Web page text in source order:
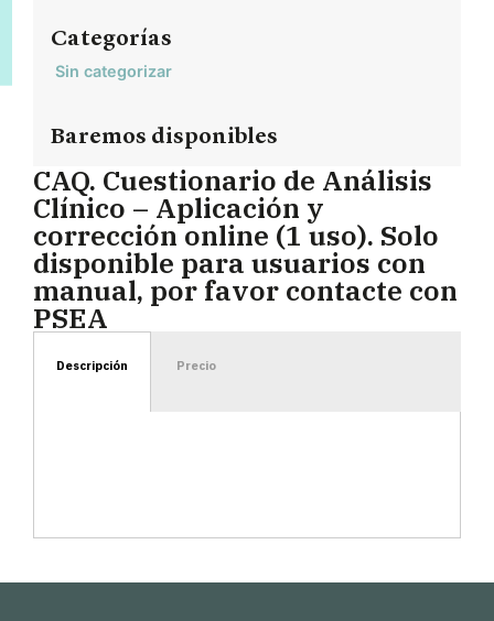
Categorías
Sin categorizar
Baremos disponibles
CAQ. Cuestionario de Análisis
Clínico – Aplicación y
corrección online (1 uso). Solo
disponible para usuarios con
manual, por favor contacte con
PSEA
Descripción Precio